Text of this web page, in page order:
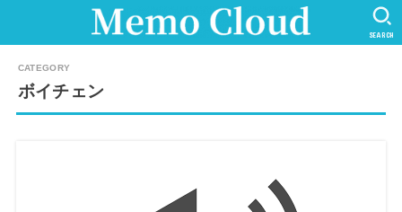
SEARCH
ボイチェン